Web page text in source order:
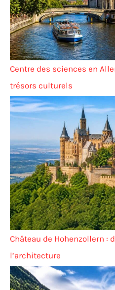
Centre des sciences en
trésors culturels
Château de Hohenzollern :
l’architecture